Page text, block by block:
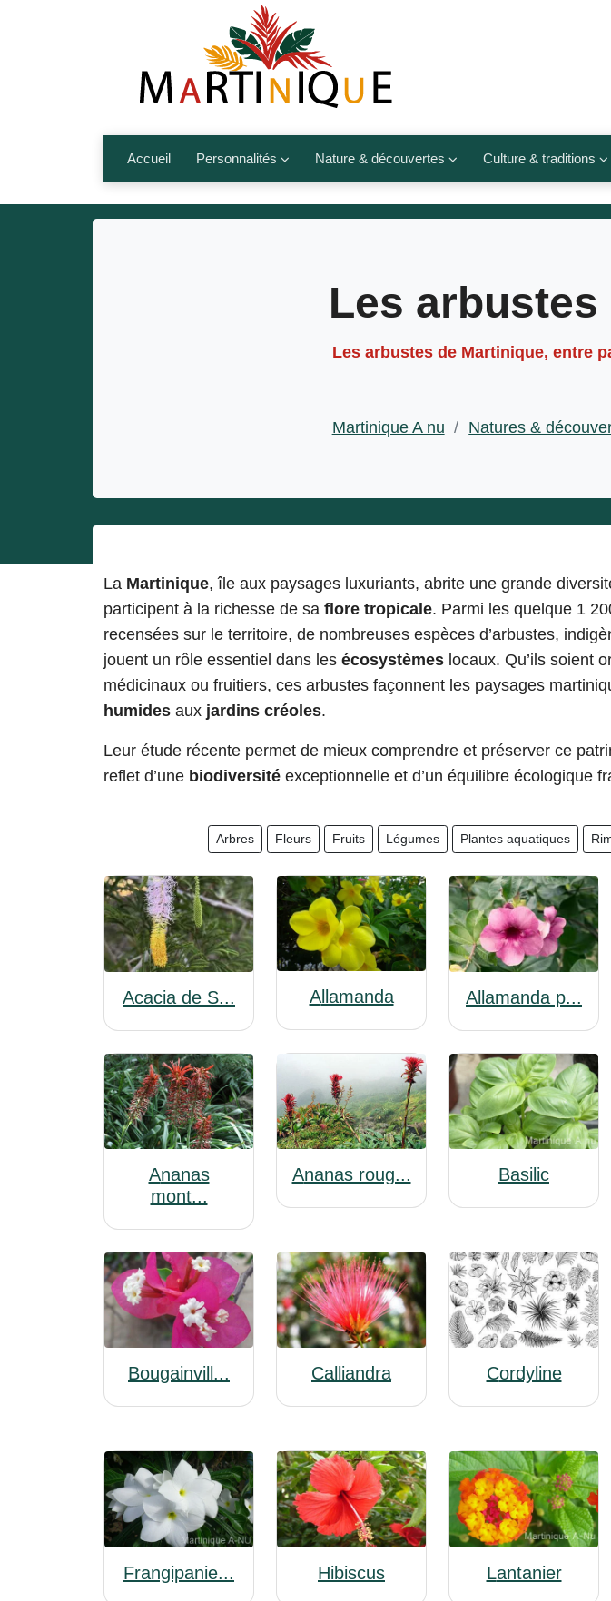
Accueil Personnalités
Artistes
Nature & découvertes
Fleurs, fruits, légumes
Montagnes et rivières
Culture & traditions
Culte et religions
populaires
Les
Les arbustes de Martinique, entre
Martinique A nu / Natures &
La Martinique, île aux paysages luxuriants, abrite une grande
participent à la richesse de sa flore tropicale. Parmi les quelque 1
recensées sur le territoire, de nombreuses espèces d’arbustes,
jouent un rôle essentiel dans les écosystèmes locaux. Qu’ils soient
médicinaux ou fruitiers, ces arbustes façonnent les paysages
humides aux jardins créoles.
Leur étude récente permet de mieux comprendre et préserver ce
reflet d’une biodiversité exceptionnelle et d’un équilibre écologique
Arbres Fleurs Fruits Légumes Plantes aquatiques
Acacia de S... Allamanda Allamanda p...
Ananas
mont...
Ananas roug... Basilic
Bougainvill... Calliandra Cordyline
Frangipanie... Hibiscus Lantanier